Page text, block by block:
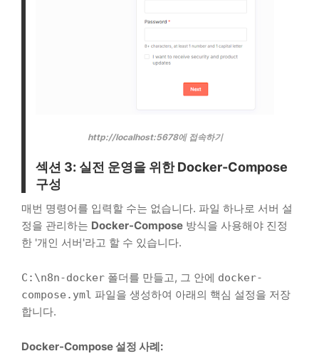
http://localhost:5678에 접속하기
섹션 3: 실전 운영을 위한 Docker-Compose
구성
매번 명령어를 입력할 수는 없습니다. 파일 하나로 서버 설
정을 관리하는 Docker-Compose 방식을 사용해야 진정
한 '개인 서버'라고 할 수 있습니다.
C:\n8n-docker 폴더를 만들고, 그 안에 docker-
compose.yml 파일을 생성하여 아래의 핵심 설정을 저장
합니다.
Docker-Compose 설정 사례: